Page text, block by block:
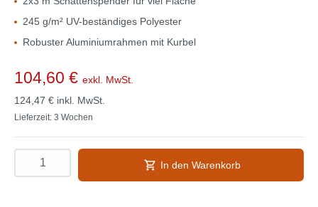
245 g/m² UV-beständiges Polyester
Robuster Aluminiumrahmen mit Kurbel
104,60 € exkl. MwSt.
124,47 € inkl. MwSt.
Lieferzeit: 3 Wochen
In den Warenkorb